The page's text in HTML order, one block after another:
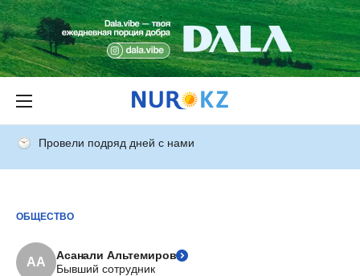
Провели подряд дней с нами
ОБЩЕСТВО
АА
Асанали Альтемиров
Бывший сотрудник